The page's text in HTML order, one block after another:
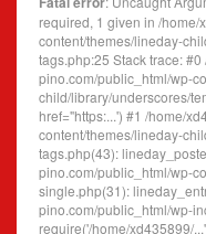
required, 1 given in /
content/themes/lineday-
tags.php:25 Stack trace:
pino.com/public_html/wp-
child/library/underscores/
href="https:...') #1 /home/
content/themes/lineday-
tags.php(43):
pino.com/public_html/wp-
single.php(31):
pino.com/public_html/wp-
require('/home/xd435899/